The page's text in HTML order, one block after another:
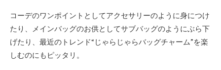
コーデのワンポイントとしてアクセサリーのように身につけ
たり、メインバッグのお供としてサブバッグのようにぶら下
げたり、最近のトレンド“じゃらじゃらバッグチャーム”を楽
しむのにもピッタリ。